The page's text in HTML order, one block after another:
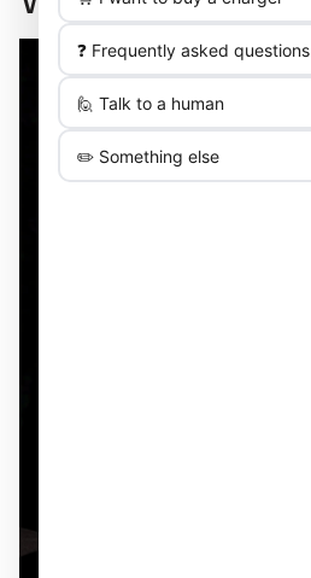
❓ Frequently asked questions
🙋 Talk to a human
✏️ Something else